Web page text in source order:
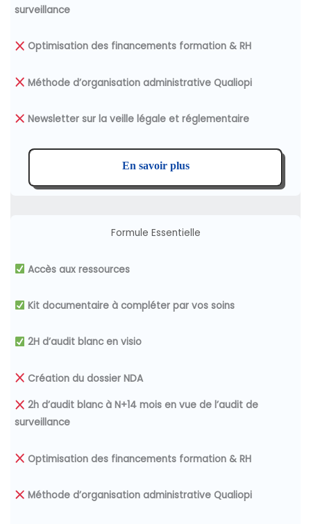
surveillance
Optimisation des financements formation & RH
Méthode d’organisation administrative Qualiopi
Newsletter sur la veille légale et réglementaire
En savoir plus
Formule Essentielle
Accès aux ressources
Kit documentaire à compléter par vos soins
2H d’audit blanc en visio
Création du dossier NDA
2h d’audit blanc à N+14 mois en vue de l’audit de
surveillance
Optimisation des financements formation & RH
Méthode d’organisation administrative Qualiopi